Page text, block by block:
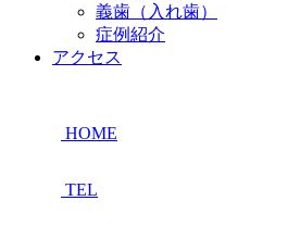
義歯（入れ歯）
症例紹介
アクセス
HOME
TEL